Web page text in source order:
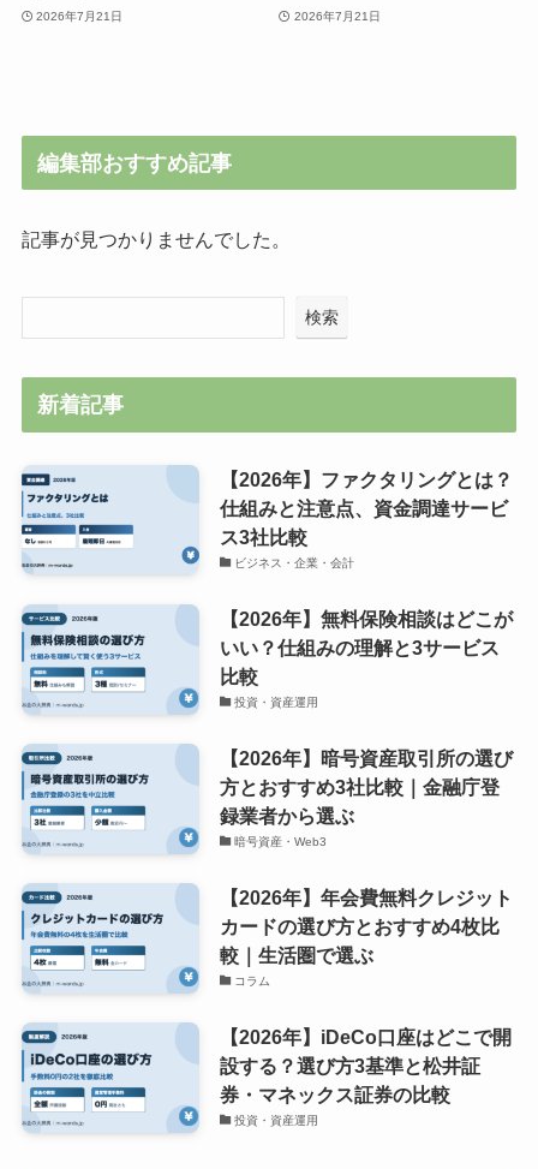
2026年7月21日 2026年7月21日
編集部おすすめ記事
記事が見つかりませんでした。
検索
新着記事
【2026年】ファクタリングとは？
仕組みと注意点、資金調達サービ
ス3社比較
ビジネス・企業・会計
【2026年】無料保険相談はどこが
いい？仕組みの理解と3サービス
比較
投資・資産運用
【2026年】暗号資産取引所の選び
方とおすすめ3社比較｜金融庁登
録業者から選ぶ
暗号資産・Web3
【2026年】年会費無料クレジット
カードの選び方とおすすめ4枚比
較｜生活圏で選ぶ
コラム
【2026年】iDeCo口座はどこで開
設する？選び方3基準と松井証
券・マネックス証券の比較
投資・資産運用